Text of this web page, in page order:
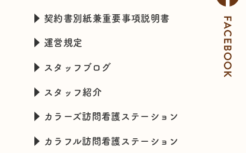
契約書別紙兼重要事項説明書
運営規定
スタッフブログ
スタッフ紹介
カラーズ訪問看護ステーション
カラフル訪問看護ステーション